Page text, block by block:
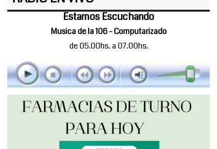
Estamos Escuchando
Musica de la 106 - Computarizado
de 05.00hs. a 07.00hs.